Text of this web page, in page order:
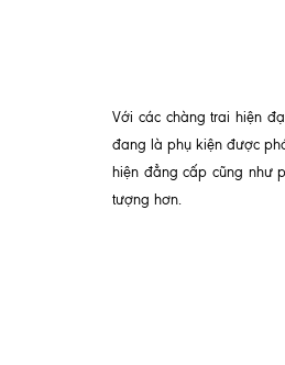
Với các chàng trai hiện
đang là phụ kiện được
hiện đẳng cấp cũng như
tượng hơn.